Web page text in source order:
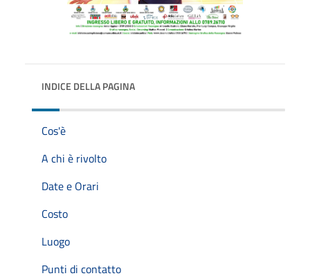
INDICE DELLA PAGINA
Cos'è
A chi è rivolto
Date e Orari
Costo
Luogo
Punti di contatto